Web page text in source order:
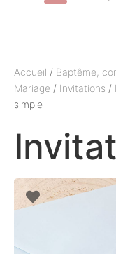
Accueil / Baptême,
Mariage / Invitations /
simple